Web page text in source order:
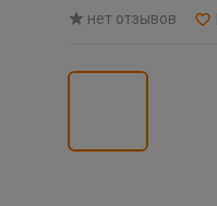
нет отзывов